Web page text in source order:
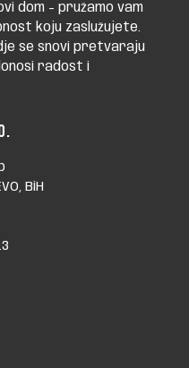
dom - pružamo vam
koju zaslužujete.
se snovi pretvaraju
radost i
BiH